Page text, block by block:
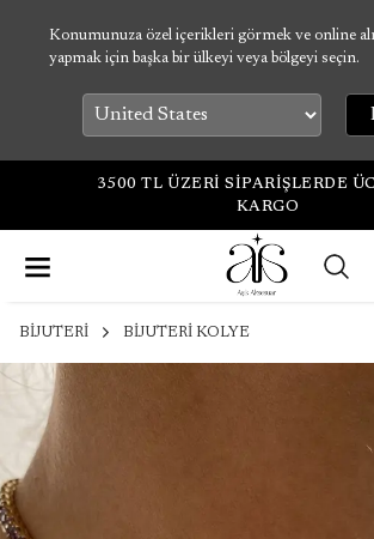
Konumunuza özel içerikleri görmek ve online
yapmak için başka bir ülkeyi veya bölgeyi seçin.
3500 TL ÜZERİ SİPARİŞLERDE
KARGO
BİJUTERİ BİJUTERİ KOLYE